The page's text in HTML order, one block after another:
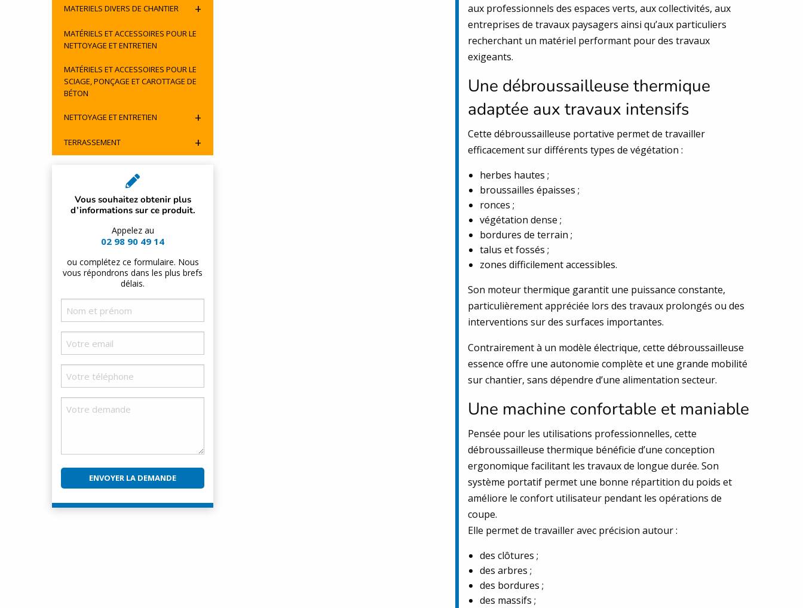
+
MATERIELS DIVERS DE CHANTIER
MATÉRIELS ET ACCESSOIRES POUR LE
NETTOYAGE ET ENTRETIEN
MATÉRIELS ET ACCESSOIRES POUR LE
SCIAGE, PONÇAGE ET CAROTTAGE DE
BÉTON
+
NETTOYAGE ET ENTRETIEN
+
TERRASSEMENT
Vous souhaitez obtenir plus
d’informations sur ce produit.
Appelez au
02 98 90 49 14
ou complétez ce formulaire. Nous
vous répondrons dans les plus brefs
délais.
Nom
et
prénom
Email
Téléphone
Demande
aux professionnels des espaces verts, aux collectivités, aux
entreprises de travaux paysagers ainsi qu’aux particuliers
recherchant un matériel performant pour des travaux
exigeants.
Une débroussailleuse thermique
adaptée aux travaux intensifs
Cette débroussailleuse portative permet de travailler
efficacement sur différents types de végétation :
herbes hautes ;
broussailles épaisses ;
ronces ;
végétation dense ;
bordures de terrain ;
talus et fossés ;
zones difficilement accessibles.
Son moteur thermique garantit une puissance constante,
particulièrement appréciée lors des travaux prolongés ou des
interventions sur des surfaces importantes.
Contrairement à un modèle électrique, cette débroussailleuse
essence offre une autonomie complète et une grande mobilité
sur chantier, sans dépendre d’une alimentation secteur.
Une machine confortable et maniable
Pensée pour les utilisations professionnelles, cette
débroussailleuse thermique bénéficie d’une conception
ergonomique facilitant les travaux de longue durée. Son
système portatif permet une bonne répartition du poids et
améliore le confort utilisateur pendant les opérations de
coupe.
Elle permet de travailler avec précision autour :
des clôtures ;
des arbres ;
des bordures ;
des massifs ;